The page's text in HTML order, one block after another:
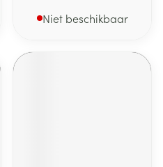
Niet beschikbaar